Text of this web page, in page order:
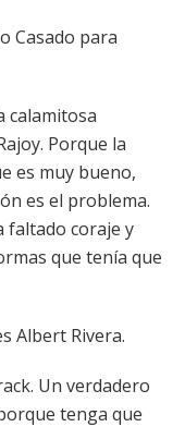
Casado para
calamitosa
Porque la
es muy bueno,
es el problema.
faltado coraje y
que tenía que
Albert Rivera.
Un verdadero
tenga que